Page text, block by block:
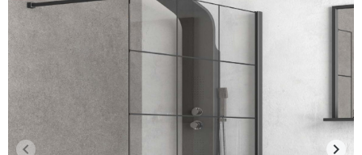
keyboard_arrow_left keyboard_arrow_right